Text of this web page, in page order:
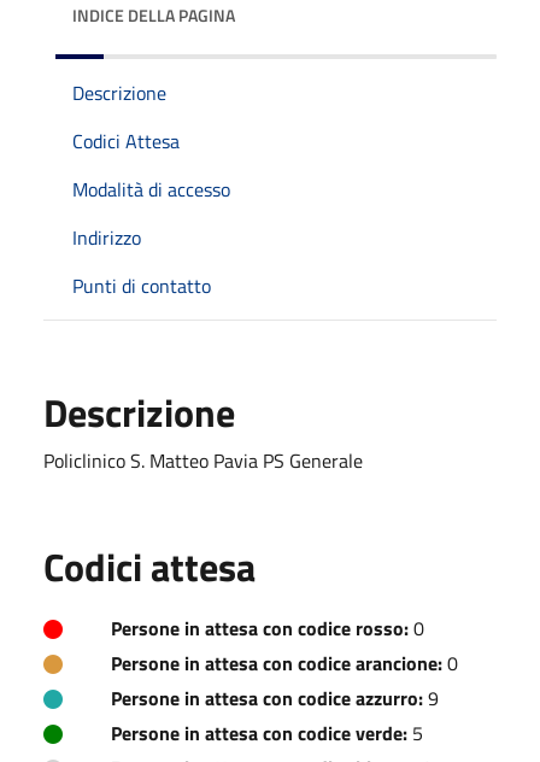
INDICE DELLA PAGINA
Descrizione
Codici Attesa
Modalità di accesso
Indirizzo
Punti di contatto
Descrizione
Policlinico S. Matteo Pavia PS Generale
Codici attesa
Persone in attesa con codice rosso:0
Persone in attesa con codice arancione:0
Persone in attesa con codice azzurro:9
Persone in attesa con codice verde: 5